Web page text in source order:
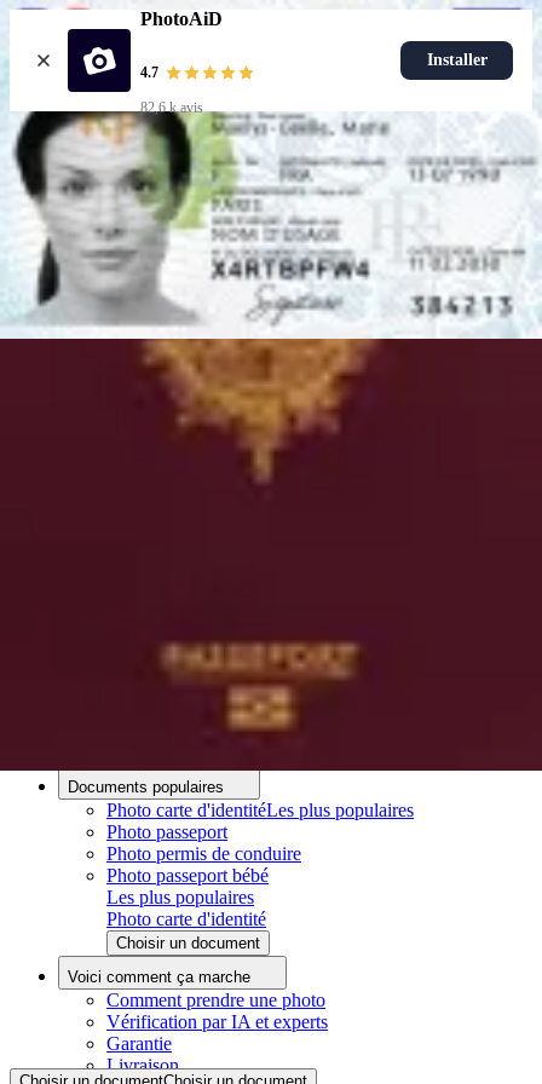
PhotoAiD
4.7
82,6 k avis
Installer
Choisir un document Choisir un document
Documents populaires
Photo carte d'identitéLes plus populaires
Photo passeport
Photo permis de conduire
Photo passeport bébé
Les plus populaires
Photo carte d'identité
Choisir un document
Voici comment ça marche
Comment prendre une photo
Vérification par IA et experts
À propos de nous
Processus Éditorial
Équipe Éditoriale
Documents populaires
Photo carte d'identitéLes plus populaires
Photo passeport
Photo permis de conduire
Photo passeport bébé
Les plus populaires
Photo carte d'identité
Choisir un document
Voici comment ça marche
Comment prendre une photo
Vérification par IA et experts
Garantie
Livraison